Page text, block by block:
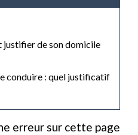
justifier de son domicile
conduire : quel justificatif
erreur sur cette page